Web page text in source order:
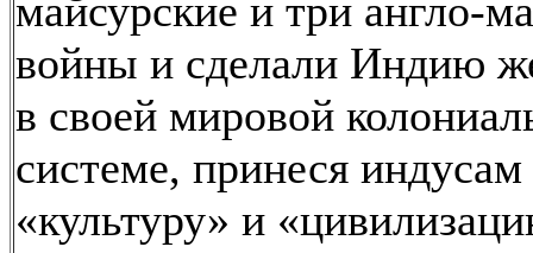
майсурские и три англо-
войны и сделали Индию
в своей мировой
системе, принеся индусам
«культуру» и